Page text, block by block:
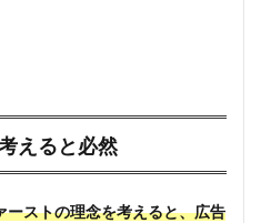
えると必然
ストの理念を考えると、広告